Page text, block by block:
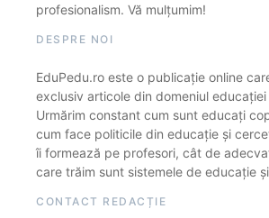
profesionalism. Vă mulțumim!
DESPRE NOI
EduPedu.ro este o publicație online
exclusiv articole din domeniul
Urmărim constant cum sunt educați
cum face politicile din educație și
îi formează pe profesori, cât de
care trăim sunt sistemele de educație
CONTACT REDACȚIE